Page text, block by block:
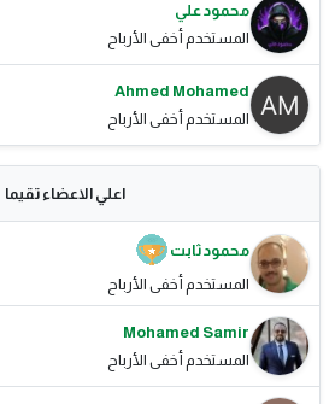
محمود علي
المستخدم أخفى الأرباح
Ahmed Mohamed
المستخدم أخفى الأرباح
اعلي الاعضاء تقيما
محمود ثابت
المستخدم أخفى الأرباح
Mohamed Samir
المستخدم أخفى الأرباح